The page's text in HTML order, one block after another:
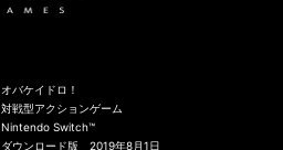
オバケイドロ！
対戦型アクションゲーム
Nintendo Switch™
ダウンロード版 2019年8月1日